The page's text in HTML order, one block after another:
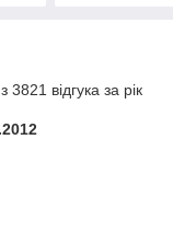
3821 відгука за рік